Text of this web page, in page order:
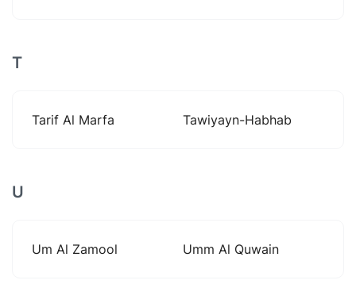
T
Tarif Al Marfa Tawiyayn-Habhab
U
Um Al Zamool Umm Al Quwain